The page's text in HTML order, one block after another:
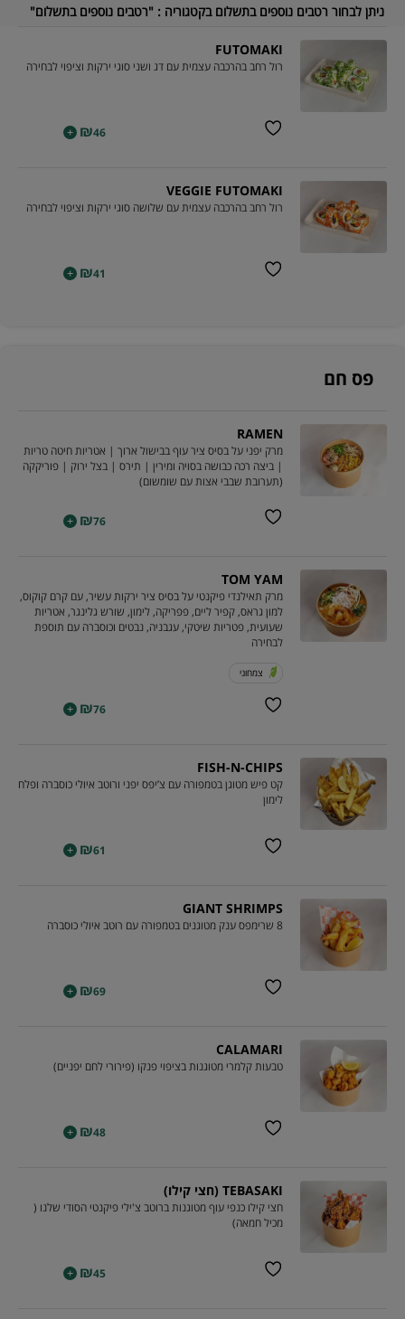
ניתן לבחור רטבים נוספים בתשלום בקטגוריה : "רטבים נוספים בתשלום"
FUTOMAKI
רול רחב בהרכבה עצמית עם דג ושני סוגי ירקות וציפוי לבחירה
₪46
+
VEGGIE FUTOMAKI
רול רחב בהרכבה עצמית עם שלושה סוגי ירקות וציפוי לבחירה
₪41
+
פס חם
RAMEN
מרק יפני על בסיס ציר עוף בבישול ארוך | אטריות חיטה טריות
| ביצה רכה כבושה בסויה ומירין | תירס | בצל ירוק | פוריקקה
(תערובת שבבי אצות עם שומשום)
₪76
+
TOM YAM
מרק תאילנדי פיקנטי על בסיס ציר ירקות עשיר, עם קרם קוקוס,
למון גראס, קפיר ליים, פפריקה, לימון, שורש גלינגר, אטריות
שעועית, פטריות שיטקי, עגבניה, נבטים וכוסברה עם תוספת
לבחירה
צמחוני
₪76
+
FISH-N-CHIPS
קט פיש מטוגן בטמפורה עם צ’יפס יפני ורוטב איולי כוסברה ופלח
לימון
₪61
+
GIANT SHRIMPS
8 שרימפס ענק מטוגנים בטמפורה עם רוטב איולי כוסברה
₪69
+
CALAMARI
טבעות קלמרי מטוגנות בציפוי פנקו (פירורי לחם יפניים)
₪48
+
TEBASAKI (חצי קילו)
חצי קילו כנפי עוף מטוגנות ברוטב צ'ילי פיקנטי הסודי שלנו (
מכיל חמאה)
₪45
+